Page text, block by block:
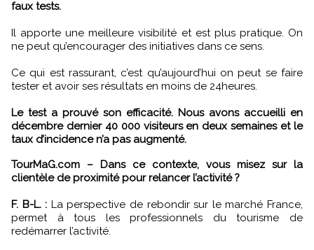
faux tests.
Il apporte une meilleure visibilité et est plus pratique. On
ne peut qu’encourager des initiatives dans ce sens.
Ce qui est rassurant, c’est qu’aujourd’hui on peut se faire
tester et avoir ses résultats en moins de 24heures.
Le test a prouvé son efficacité. Nous avons accueilli en
décembre dernier 40 000 visiteurs en deux semaines et le
taux d’incidence n’a pas augmenté.
TourMaG.com – Dans ce contexte, vous misez sur la
clientèle de proximité pour relancer l’activité ?
F. B-L. : La perspective de rebondir sur le marché France,
permet à tous les professionnels du tourisme de
redémarrer l’activité.